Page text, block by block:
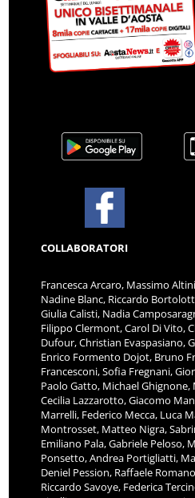
COLLABORATORI
Francesca Arcaro, Massimo
Nadine Blanc, Riccardo
Giulia Calisti, Nadia
Filippo Clermont, Carol Di Vito,
Dufour, Christian Evaspasiano,
Enrico Formento Dojot, Bruno
Francesconi, Sofia Fregnani,
Paolo Gatto, Michael Ghignone,
Cecilia Lazzarotto, Giacomo
Marrelli, Federico Mecca, Luca
Montrosset, Matteo Nigra,
Emiliano Pala, Gabriele Peloso,
Ponsetto, Andrea Portigliatti,
Deniel Pession, Raffaele
Riccardo Savoye, Federica